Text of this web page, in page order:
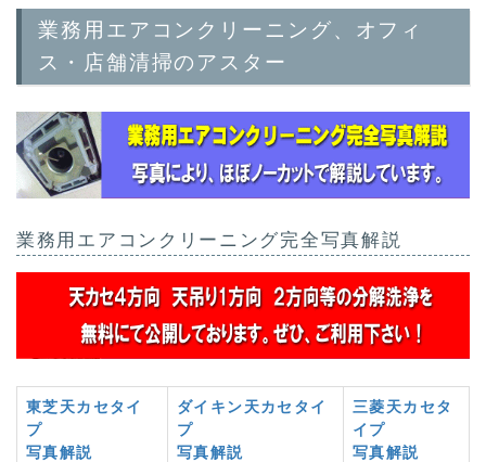
業務用エアコンクリーニング、オフィ
ス・店舗清掃のアスター
業務用エアコンクリーニング完全写真解説
東芝天カセタイ
プ
写真解説
ダイキン天カセタイ
プ
写真解説
三菱天カセタ
イプ
写真解説